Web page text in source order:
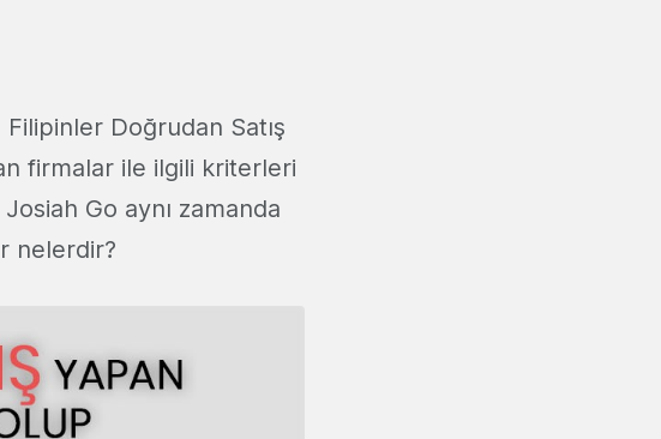
Doğrudan Satış
firmalar ile ilgili kriterleri
Go aynı zamanda
nelerdir?